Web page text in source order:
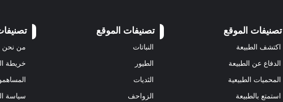
تصنيفات الموقع
اكتشف الطبيعة
الدفاع عن الطبيعة
المحميات الطبيعية
استمتع بالطبيعة
تصنيفات الموقع
النباتات
الطيور
الثديات
الزواحف
من نحن
خريطة
سياسة